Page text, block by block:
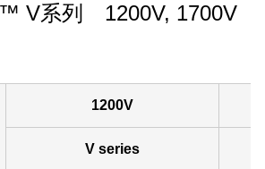
V系列 1200V, 1700V
1200V
V series